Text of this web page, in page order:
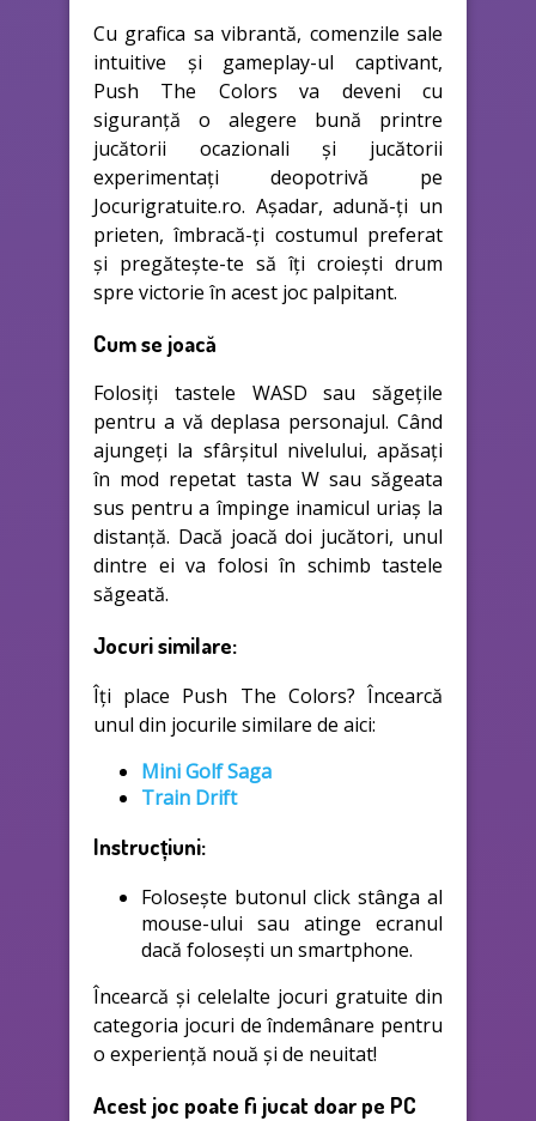
Cu grafica sa vibrantă, comenzile sale
intuitive și gameplay-ul captivant,
Push The Colors va deveni cu
siguranță o alegere bună printre
jucătorii ocazionali și jucătorii
experimentați deopotrivă pe
Jocurigratuite.ro. Așadar, adună-ți un
prieten, îmbracă-ți costumul preferat
și pregătește-te să îți croiești drum
spre victorie în acest joc palpitant.
Cum se joacă
Folosiți tastele WASD sau săgețile
pentru a vă deplasa personajul. Când
ajungeți la sfârșitul nivelului, apăsați
în mod repetat tasta W sau săgeata
sus pentru a împinge inamicul uriaș la
distanță. Dacă joacă doi jucători, unul
dintre ei va folosi în schimb tastele
săgeată.
Jocuri similare:
Îți place Push The Colors? Încearcă
unul din jocurile similare de aici:
Mini Golf Saga
Train Drift
Instrucțiuni:
Folosește butonul click stânga al
mouse-ului sau atinge ecranul
dacă folosești un smartphone.
Încearcă și celelalte jocuri gratuite din
categoria jocuri de îndemânare pentru
o experiență nouă și de neuitat!
Acest joc poate fi jucat doar pe PC